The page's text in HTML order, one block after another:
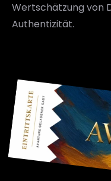
Wertschätzung von
Authentizität.